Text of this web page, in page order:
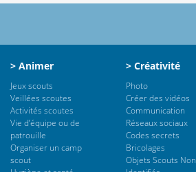
> Animer
Jeux scouts
Veillées scoutes
Activités scoutes
Vie d’équipe ou de
patrouille
Organiser un camp
scout
> Créativité
Photo
Créer des vidéos
Communication
Réseaux sociaux
Codes secrets
Bricolages
Objets Scouts Non